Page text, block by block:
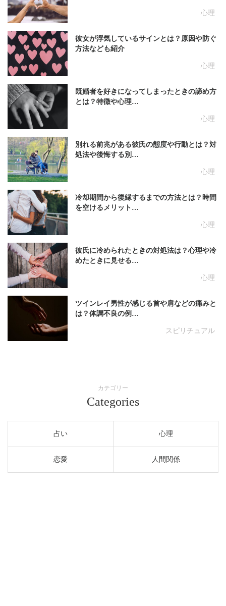
心理
心理
彼女が浮気しているサインとは？原因や防ぐ
方法なども紹介
心理
既婚者を好きになってしまったときの諦め方
とは？特徴や心理…
心理
別れる前兆がある彼氏の態度や行動とは？対
処法や後悔する別…
心理
冷却期間から復縁するまでの方法とは？時間
を空けるメリット…
心理
彼氏に冷められたときの対処法は？心理や冷
めたときに見せる…
スピリチュアル
ツインレイ男性が感じる首や肩などの痛みと
は？体調不良の例…
カテゴリー
Categories
占い 心理
恋愛 人間関係